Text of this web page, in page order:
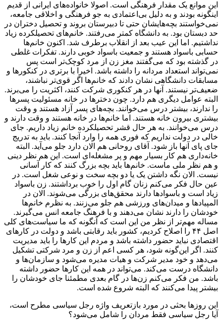
این موانع یک مقدار فرهنگی است. اصولا خانواده‌های ایرانی از قدیم
اینگونه بودند و به دلیل بی‌اعتمادی به جو فرهنگی و اخلاقی جامعه،
نمی‌خواستند بچه‌هایشان حتی تا دبیرستان بروند و تحصیل دختران در
حد دبستان بود. به دانشگاه کمتر می‌رفتند. خانم‌های تحصیلکرده زیاد
نداشتیم. اما این عیب بعد از انقلاب برطرف شد. اکنون خانم‌ها
حسابی باسواد هستند و جمعیت باسواد خوبی دارند. تفکرات غلطی
در گذشته بود که می‌گفتند مغز زن از مرد کوچک‌تر است پس
نمی‌تواند استعداد مردانه را داشته باشد. اخیرا با برتری در کنکورها و
مسابقات دانشگاهی نشان دادند که خانم‌ها اگر قوی‌تر نباشند،
ضعیف‌تر نیستند. آنها در هر کنکوری شرکت کنند، اکثریت را می‌برند.
البته عوامل دیگری هم دارد. چون دخترها در خانه مسئولیت پسرها
را ندارند، بیشتر درس می‌خوانند. بچه‌های پسر آزاد هستند و وقت
بیشتری بیرون خانه هستند. اما خانم‌ها در خانه هستند و وقت دارند و
درس می‌خوانند. به هر حال قشر تحصیلکرده خانم زیاد داریم. جای
خالی در دولت نداریم که فوری همه را وارد آنجا کنند. باید به تدریج
جای پای آنها باز شود. آقای روحانی هم الان دارد جلو می‌آید. البته
خانه‌داری هم کار بسیار مهم و پر مشغله‌ای است. این هم نظر دینی
و هم نظر ملی ماست. خانم‌ها باید بچه بزرگ کنند که کار آسانی
نیست. الان نگه داشتن یک یا دو بچه سخت و نوعی شغل است. در
عین حال فکر می‌کنم زنان گام اول را خوب برداشتند. زن باسواد
زیاد است و باسوادها دارند محقق‌های بزرگی می‌شوند. الان در
المپیادها و میدان‌های ورزشی هم جلو می‌زنند. به نظرم خانم‌ها
خودشان را دارند نشان می‌دهند و با فرهنگ جامعه انس می‌گیرند.
مساله مهم‌تر از نظر من این است که آنگونه که ما سیاست‌های کلی
اصل ۴۴ را اصلاح کردیم، کشور باید رقابتی باشد و دولت در کارهای
اقتصادی نباید حضور داشته باشد و مردم این کارها را باید مدیریت
کنند. اگر این‌گونه شود، هر کسی اعم از زن و مرد شرکتی تشکیل
می‌دهد و خود مدیر شرکت و هیات مدیره می‌شود و سازمان‌ها و
دانشگاه درست می‌کند. می‌تواند در همه این کارها حضور داشته
باشد. من فکر می‌کنم زن‌ها در گام بعدی مطمئنا جای خودشان را
بیشتر پیدا می‌کنند که البته شروع شده است.
این روزها بحثی در مورد بازتعریف واژه رجل سیاسی مطرح است،
آیا رجل سیاسی فقط مردان را شامل می‌شود؟